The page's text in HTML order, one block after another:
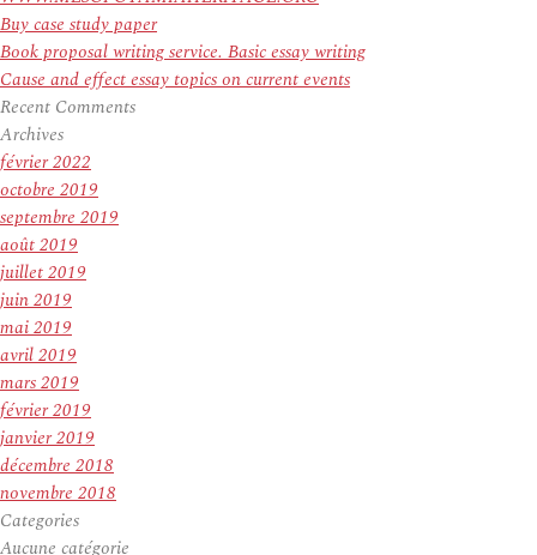
Buy case study paper
Book proposal writing service. Basic essay writing
Cause and effect essay topics on current events
Recent Comments
Archives
février 2022
octobre 2019
septembre 2019
août 2019
juillet 2019
juin 2019
mai 2019
avril 2019
mars 2019
février 2019
janvier 2019
décembre 2018
novembre 2018
Categories
Aucune catégorie